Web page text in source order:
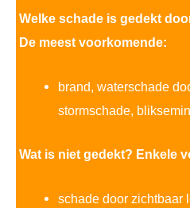
Welke schade is gedekt
De meest voorkomende:
brand, waterschade
stormschade,
Wat is niet gedekt? Enkele
schade door zichtbaar